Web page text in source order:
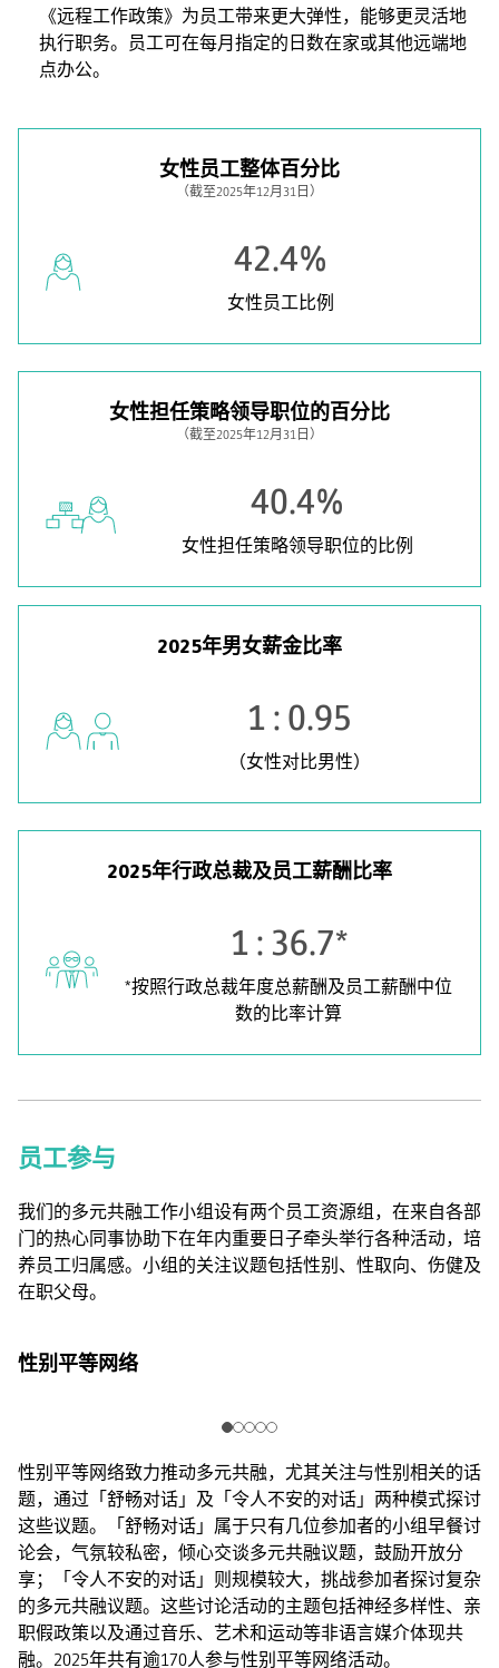
《远程工作政策》为员工带来更大弹性，能够更灵活地
执行职务。员工可在每月指定的日数在家或其他远端地
点办公。
女性员工整体百分比
（截至2025年12月31日）
42.4%
女性员工比例
女性担任策略领导职位的百分比
（截至2025年12月31日）
40.4%
女性担任策略领导职位的比例
2025年男女薪金比率
1 : 0.95
（女性对比男性）
2025年行政总裁及员工薪酬比率
1 : 36.7*
*按照行政总裁年度总薪酬及员工薪酬中位
数的比率计算
员工参与
我们的多元共融工作小组设有两个员工资源组，在来自各部
门的热心同事协助下在年内重要日子牵头举行各种活动，培
养员工归属感。小组的关注议题包括性别、性取向、伤健及
在职父母。
性别平等网络
性别平等网络致力推动多元共融，尤其关注与性别相关的话
题，通过「舒畅对话」及「令人不安的对话」两种模式探讨
这些议题。「舒畅对话」属于只有几位参加者的小组早餐讨
论会，气氛较私密，倾心交谈多元共融议题，鼓励开放分
享；「令人不安的对话」则规模较大，挑战参加者探讨复杂
的多元共融议题。这些讨论活动的主题包括神经多样性、亲
职假政策以及通过音乐、艺术和运动等非语言媒介体现共
融。2025年共有逾170人参与性别平等网络活动。